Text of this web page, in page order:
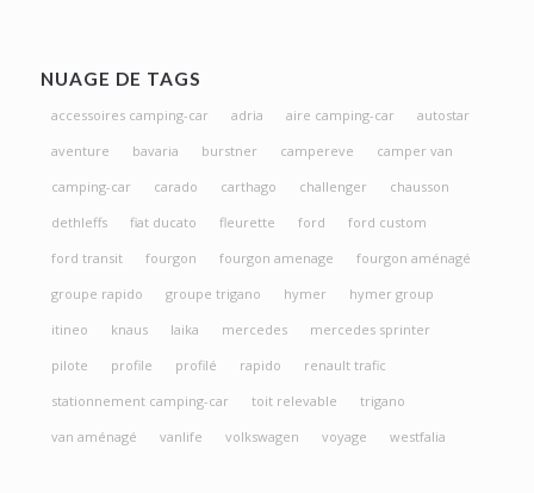
NUAGE DE TAGS
accessoires camping-car adria aire camping-car
autostar
aventure
bavaria burstner campereve
camper van
camping-car
carado carthago challenger
chausson
dethleffs
fiat ducato fleurette ford
ford custom
ford transit
fourgon fourgon amenage
fourgon aménagé
groupe rapido
groupe trigano hymer
hymer group
itineo
knaus laika mercedes
mercedes sprinter
pilote
profile profilé rapido
renault trafic
stationnement camping-car
toit relevable
trigano
van aménagé
vanlife volkswagen voyage westfalia